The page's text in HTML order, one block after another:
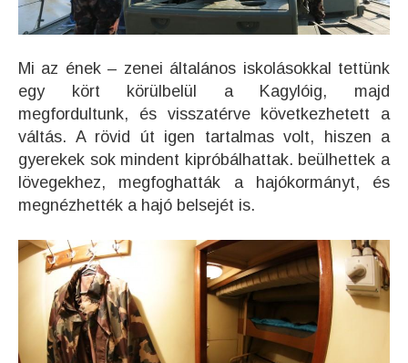
Mi az ének – zenei általános iskolásokkal tettünk
egy kört körülbelül a Kagylóig, majd
megfordultunk, és visszatérve következhetett a
váltás. A rövid út igen tartalmas volt, hiszen a
gyerekek sok mindent kipróbálhattak. beülhettek a
lövegekhez, megfoghatták a hajókormányt, és
megnézhették a hajó belsejét is.